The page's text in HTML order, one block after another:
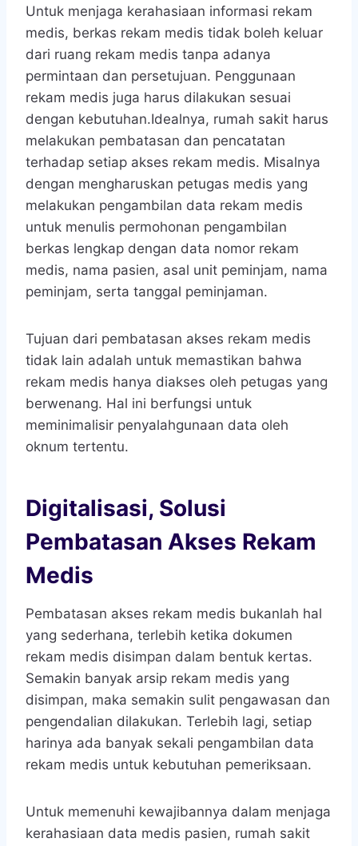
Untuk menjaga kerahasiaan informasi rekam
medis, berkas rekam medis tidak boleh keluar
dari ruang rekam medis tanpa adanya
permintaan dan persetujuan. Penggunaan
rekam medis juga harus dilakukan sesuai
dengan kebutuhan.Idealnya, rumah sakit harus
melakukan pembatasan dan pencatatan
terhadap setiap akses rekam medis. Misalnya
dengan mengharuskan petugas medis yang
melakukan pengambilan data rekam medis
untuk menulis permohonan pengambilan
berkas lengkap dengan data nomor rekam
medis, nama pasien, asal unit peminjam, nama
peminjam, serta tanggal peminjaman.
Tujuan dari pembatasan akses rekam medis
tidak lain adalah untuk memastikan bahwa
rekam medis hanya diakses oleh petugas yang
berwenang. Hal ini berfungsi untuk
meminimalisir penyalahgunaan data oleh
oknum tertentu.
Digitalisasi, Solusi
Pembatasan Akses Rekam
Medis
Pembatasan akses rekam medis bukanlah hal
yang sederhana, terlebih ketika dokumen
rekam medis disimpan dalam bentuk kertas.
Semakin banyak arsip rekam medis yang
disimpan, maka semakin sulit pengawasan dan
pengendalian dilakukan. Terlebih lagi, setiap
harinya ada banyak sekali pengambilan data
rekam medis untuk kebutuhan pemeriksaan.
Untuk memenuhi kewajibannya dalam menjaga
kerahasiaan data medis pasien, rumah sakit